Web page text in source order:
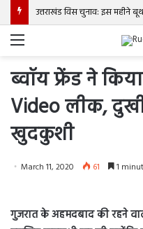
उत्तराखंड विस चुनाव: इस महीने
Menu
ब्वॉय फ्रेंड ने
Video लीक,
खुदकुशी
March 11, 2020 61 1
गुजरात के अहमदबाद की रहने